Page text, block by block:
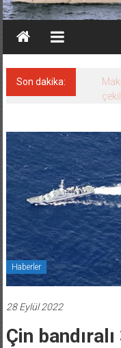
Son dakika:
Haberler
28 Eylül 2022
Çin